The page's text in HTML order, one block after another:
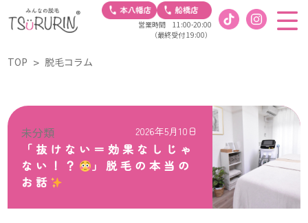
営業時間 11:00-20:00
（最終受付 19:00）
TOP 脱毛コラム
未分類 2026年5月10日
「抜けない＝効果なしじゃ
ない！？
」脱毛の本当の
お話